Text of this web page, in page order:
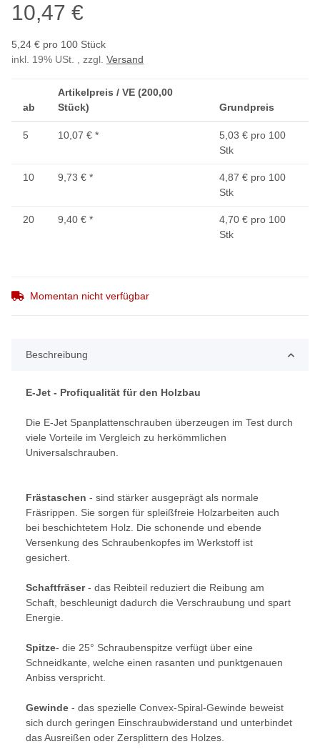
10,47 €
5,24 € pro 100 Stück
inkl. 19% USt. , zzgl. Versand
ab
Artikelpreis / VE (200,00
Stück)
Grundpreis
5 10,07 € *
5,03 € pro 100
Stk
10 9,73 € *
4,87 € pro 100
Stk
20 9,40 € *
4,70 € pro 100
Stk
Momentan nicht verfügbar
Beschreibung
E-Jet - Profiqualität für den Holzbau
Die E-Jet Spanplattenschrauben überzeugen im Test durch
viele Vorteile im Vergleich zu herkömmlichen
Universalschrauben.
Frästaschen - sind stärker ausgeprägt als normale
Fräsrippen. Sie sorgen für spleißfreie Holzarbeiten auch
bei beschichtetem Holz. Die schonende und ebende
Versenkung des Schraubenkopfes im Werkstoff ist
gesichert.
Schaftfräser- das Reibteil reduziert die Reibung am
Schaft, beschleunigt dadurch die Verschraubung und spart
Energie.
Spitze- die 25° Schraubenspitze verfügt über eine
Schneidkante, welche einen rasanten und punktgenauen
Anbiss verspricht.
Gewinde - das spezielle Convex-Spiral-Gewinde beweist
sich durch geringen Einschraubwiderstand und unterbindet
das Ausreißen oder Zersplittern des Holzes.